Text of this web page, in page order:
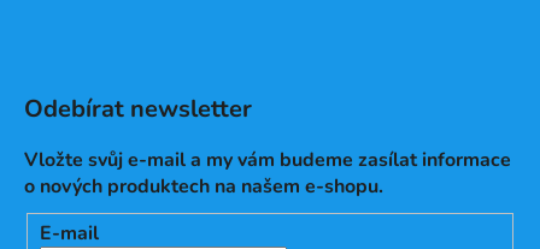
Odebírat newsletter
Vložte svůj e-mail a my vám budeme zasílat informace
o nových produktech na našem e-shopu.
E-mail